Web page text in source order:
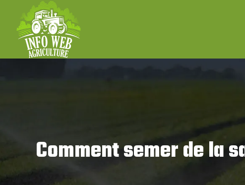
Comment semer de la